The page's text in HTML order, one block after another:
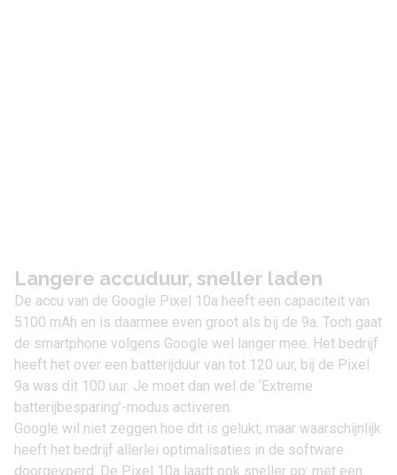
Langere accuduur, sneller laden
De accu van de Google Pixel 10a heeft een capaciteit van
5100 mAh en is daarmee even groot als bij de 9a. Toch gaat
de smartphone volgens Google wel langer mee. Het bedrijf
heeft het over een batterijduur van tot 120 uur, bij de Pixel
9a was dit 100 uur. Je moet dan wel de ‘Extreme
batterijbesparing’-modus activeren.
Google wil niet zeggen hoe dit is gelukt, maar waarschijnlijk
heeft het bedrijf allerlei optimalisaties in de software
doorgevoerd. De Pixel 10a laadt ook sneller op: met een